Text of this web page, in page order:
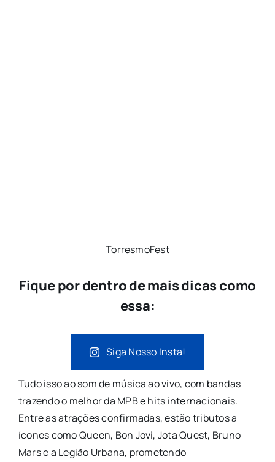
TorresmoFest
Fique por dentro de mais dicas como
essa:
Siga Nosso Insta!
Tudo isso ao som de música ao vivo, com bandas
trazendo o melhor da MPB e hits internacionais.
Entre as atrações confirmadas, estão tributos a
ícones como Queen, Bon Jovi, Jota Quest, Bruno
Mars e a Legião Urbana, prometendo